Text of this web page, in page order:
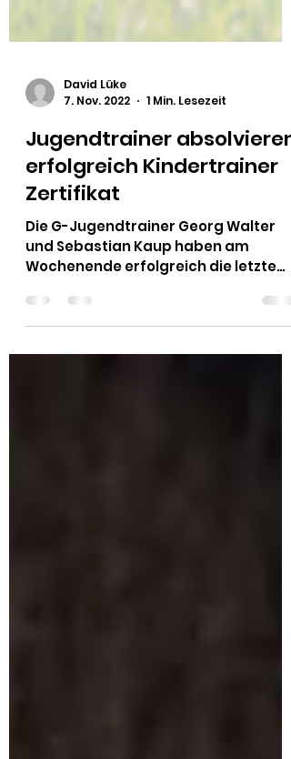
David Lüke
7. Nov. 2022
1 Min. Lesezeit
Jugendtrainer absolvieren
erfolgreich Kindertrainer
Zertifikat
und Sebastian Kaup haben am
Wochenende erfolgreich die letzte